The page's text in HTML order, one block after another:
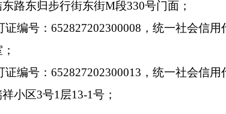
路东归步行街东街M段330号门面；
证编号：652827202300008 ，统一社会信用
证编号：652827202300013 ，统一社会信用
小区3号1 层13-1号；